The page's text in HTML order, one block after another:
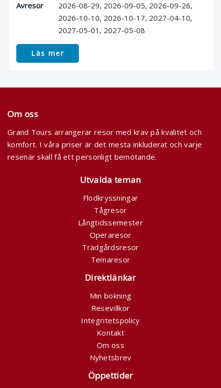
Avresor
2026-08-29 2026-09-05 2026-09-26
2026-10-10 2026-10-17 2027-04-10
2027-05-01
2027-05-08
Läs mer
Om oss
Grand Tours arrangerar resor med krav på kvalitet och
komfort. I våra priser är det mesta inkluderat och varje
resenär skall få ett personligt bemötande.
Utvalda teman
Flodkryssningar
Tågresor
Långtidssemester
Operaresor
Trädgårdsresor
Temaresor
Direktlänkar
Min bokning
Resevillkor
Integritetspolicy
Kontakt
Om oss
Nyhetsbrev
Öppettider